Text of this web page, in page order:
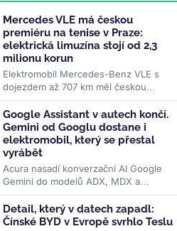
Mercedes VLE má českou
premiéru na tenise v Praze:
elektrická limuzína stojí od 2,3
milionu korun
Elektromobil Mercedes-Benz VLE s
dojezdem až 707 km měl českou
premiéru na turnaji WTA Livesport
Prague Open. Podle konfigurátoru
automobilky...>>
Google Assistant v autech končí.
Gemini od Googlu dostane i
elektromobil, který se přestal
vyrábět
Acura nasadí konverzační AI Google
Gemini do modelů ADX, MDX a
elektrického ZDX — toho, jehož výrobu
loni ukončila. Přidává se k vlně,...>>
Detail, který v datech zapadl:
Čínské BYD v Evropě svrhlo Teslu